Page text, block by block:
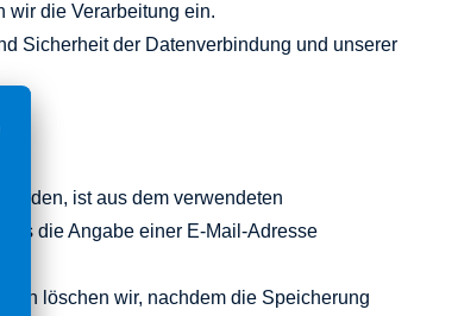
wir die Verarbeitung ein.
Sicherheit der Datenverbindung und unserer
ist aus dem verwendeten
die Angabe einer E-Mail-Adresse
löschen wir, nachdem die Speicherung